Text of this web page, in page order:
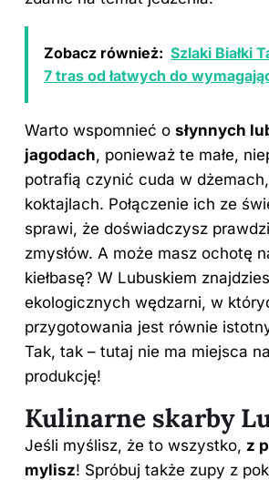
Zobacz również: Szlaki Białki
7 tras od łatwych do
Warto wspomnieć o słynnych
jagodach, ponieważ te małe,
potrafią czynić cuda w
koktajlach. Połączenie ich ze
sprawi, że doświadczysz
zmysłów. A może masz ochotę
kiełbasę? W Lubuskiem
ekologicznych wędzarni, w
przygotowania jest równie
Tak, tak – tutaj nie ma miejsca
produkcję!
Kulinarne skarby
Jeśli myślisz, że to wszystko, z
mylisz! Spróbuj także zupy z